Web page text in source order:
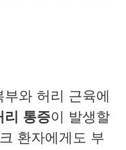
와 허리 근육에
리 통증이 발생할
환자에게도 부